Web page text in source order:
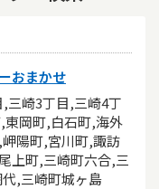
おまかせ
三崎3丁目,三崎4丁
東岡町,白石町,海外
陽町,宮川町,諏訪
上町,三崎町六合,三
,三崎町城ヶ島